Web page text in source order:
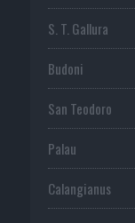
S. T. Gallura
Budoni
San Teodoro
Palau
Calangianus